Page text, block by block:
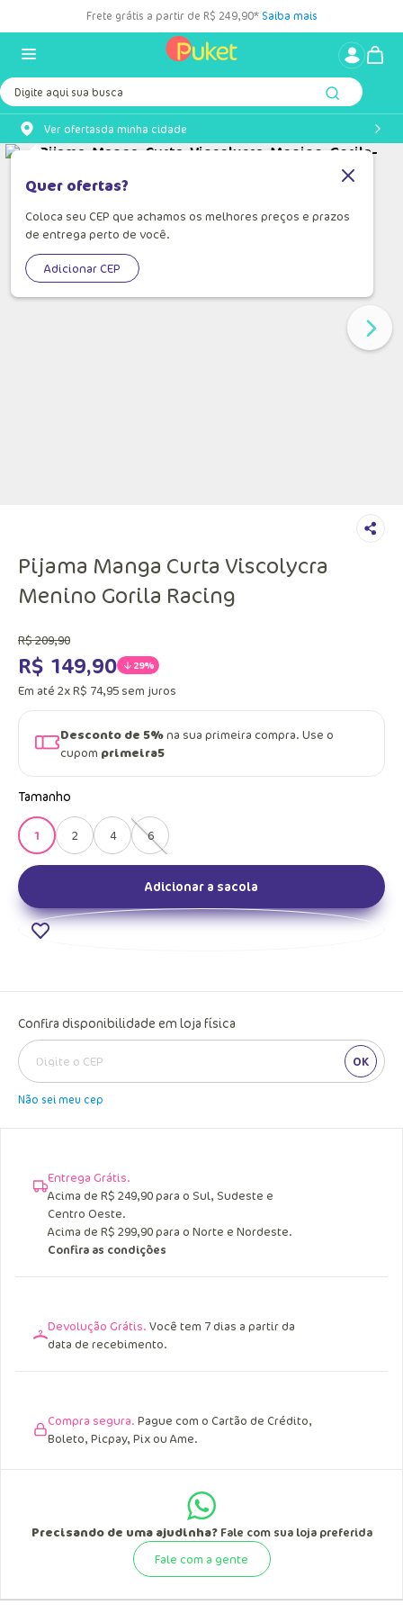
Frete grátis a partir de R$ 249,90* Saiba mais
Digite aqui sua busca
Ver ofertasda minha cidade
Quer ofertas?
Coloca seu CEP que achamos os melhores preços e prazos
de entrega perto de você.
Adicionar CEP
Pijama Manga Curta Viscolycra
Menino Gorila Racing
R$209,90
R$ 149,90 29%
Em até 2xR$ 74,95 sem juros
Desconto de 5%na sua primeira compra. Use o
cupom primeira5
Tamanho
1 2 4 6
Adicionar a sacola
Confira disponibilidade em loja física
Entrega Grátis.
Acima de R$ 249,90 para o Sul, Sudeste e
Centro Oeste.
Precisando de uma ajudinha?Fale com sua loja preferida